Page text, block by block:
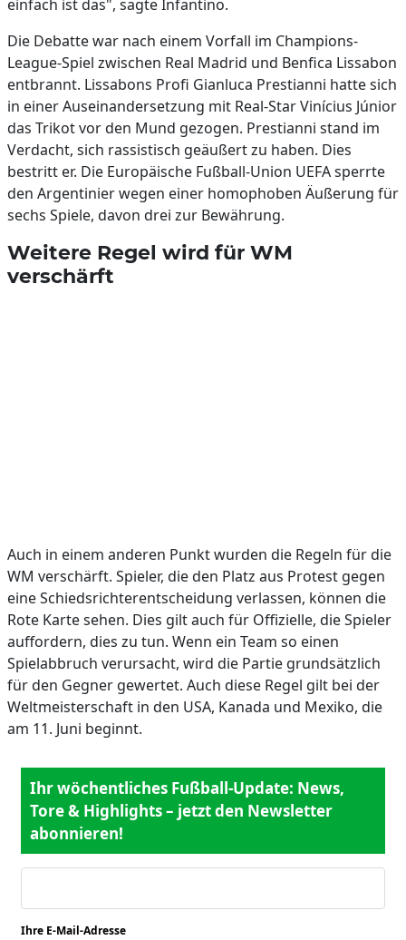
einfach ist das", sagte Infantino.
Die Debatte war nach einem Vorfall im Champions-
League-Spiel zwischen Real Madrid und Benfica Lissabon
entbrannt. Lissabons Profi Gianluca Prestianni hatte sich
in einer Auseinandersetzung mit Real-Star Vinícius Júnior
das Trikot vor den Mund gezogen. Prestianni stand im
Verdacht, sich rassistisch geäußert zu haben. Dies
bestritt er. Die Europäische Fußball-Union UEFA sperrte
den Argentinier wegen einer homophoben Äußerung für
sechs Spiele, davon drei zur Bewährung.
Weitere Regel wird für WM
verschärft
Auch in einem anderen Punkt wurden die Regeln für die
WM verschärft. Spieler, die den Platz aus Protest gegen
eine Schiedsrichterentscheidung verlassen, können die
Rote Karte sehen. Dies gilt auch für Offizielle, die Spieler
auffordern, dies zu tun. Wenn ein Team so einen
Spielabbruch verursacht, wird die Partie grundsätzlich
für den Gegner gewertet. Auch diese Regel gilt bei der
Weltmeisterschaft in den USA, Kanada und Mexiko, die
am 11. Juni beginnt.
Ihr wöchentliches Fußball-Update: News,
Tore & Highlights – jetzt den Newsletter
abonnieren!
Ihre E-Mail-Adresse